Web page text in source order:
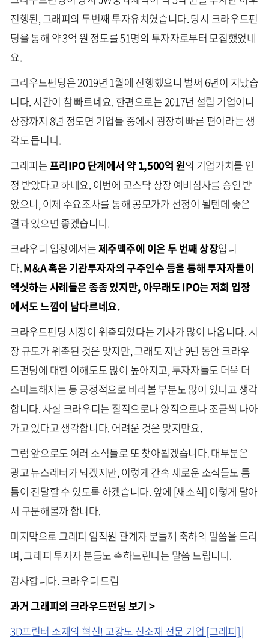
진행된, 그래피의 두번째 투자유치였습니다. 당시 크라우드펀
딩을 통해 약 3억 원 정도를 51명의 투자자로부터 모집했었네
요.
크라우드펀딩은 2019년 1월에 진행했으니 벌써 6년이 지났습
니다. 시간이 참 빠르네요. 한편으로는 2017년 설립 기업이니
상장까지 8년 정도면 기업들 중에서 굉장히 빠른 편이라는 생
각도 듭니다.
그래피는프리IPO 단계에서 약 1,500억 원의 기업가치를 인
정 받았다고 하네요. 이번에 코스닥 상장 예비심사를 승인 받
았으니, 이제 수요조사를 통해 공모가가 선정이 될텐데 좋은
결과 있으면 좋겠습니다.
크라우디 입장에서는제주맥주에 이은 두 번째 상장입니
다.M&A 혹은 기관투자자의 구주인수 등을 통해 투자자들이
엑싯하는 사례들은 종종 있지만, 아무래도 IPO는 저희 입장
에서도 느낌이 남다르네요.
크라우드펀딩 시장이 위축되었다는 기사가 많이 나옵니다. 시
장 규모가 위축된 것은 맞지만, 그래도 지난 9년 동안 크라우
드펀딩에 대한 이해도도 많이 높아지고, 투자자들도 더욱 더
스마트해지는 등 긍정적으로 바라볼 부분도 많이 있다고 생각
합니다. 사실 크라우디는 질적으로나 양적으로나 조금씩 나아
가고 있다고 생각합니다. 어려운 것은 맞지만요.
그럼 앞으로도 여러 소식들로 또 찾아뵙겠습니다. 대부분은
광고 뉴스레터가 되겠지만, 이렇게 간혹 새로운 소식들도 틈
틈이 전달할 수 있도록 하겠습니다. 앞에 [새소식] 이렇게 달아
서 구분해볼까 합니다.
마지막으로 그래피 임직원 관계자 분들께 축하의 말씀을 드리
며, 그래피 투자자 분들도 축하드린다는 말씀 드립니다.
감사합니다. 크라우디 드림
과거 그래피의 크라우드펀딩 보기 >
3D프린터 소재의 혁신! 고강도 신소재 전문 기업 [그래피] |